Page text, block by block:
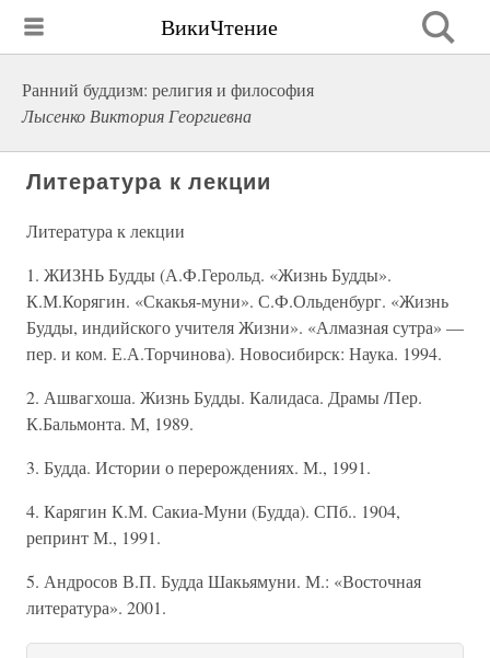
ВикиЧтение
Ранний буддизм: религия и философия
Лысенко Виктория Георгиевна
Литература к лекции
Литература к лекции
1. ЖИЗНЬ Будды (А.Ф.Герольд. «Жизнь Будды».
К.М.Корягин. «Скакья-муни». С.Ф.Ольденбург. «Жизнь
Будды, индийского учителя Жизни». «Алмазная сутра» —
пер. и ком. Е.А.Торчинова). Новосибирск: Наука. 1994.
2. Ашвагхоша. Жизнь Будды. Калидаса. Драмы /Пер.
К.Бальмонта. М, 1989.
3. Будда. Истории о перерождениях. М., 1991.
4. Карягин К.М. Сакиа-Муни (Будда). СПб.. 1904,
репринт М., 1991.
5. Андросов В.П. Будда Шакьямуни. М.: «Восточная
литература». 2001.